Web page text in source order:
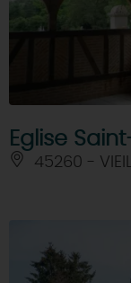
Eglise
45260 -